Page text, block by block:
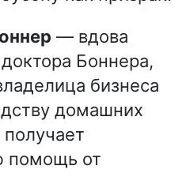
— вдова
Боннера,
бизнеса
домашних
помощь от